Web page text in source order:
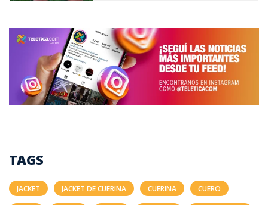
TAGS
JACKET JACKET DE CUERINA CUERINA CUERO